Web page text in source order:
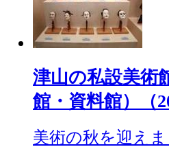
津山の私設美術
館・資料館）（
美術の秋を迎え